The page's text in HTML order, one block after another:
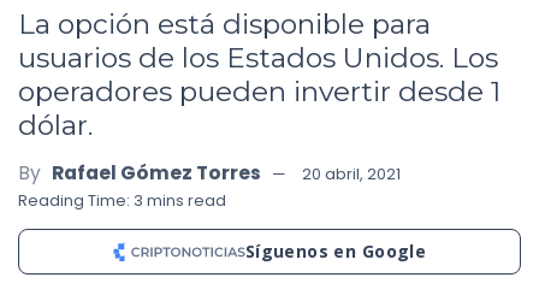
La opción está disponible para
usuarios de los Estados Unidos. Los
operadores pueden invertir desde 1
dólar.
By Rafael Gómez Torres
20 abril, 2021
Reading Time: 3 mins read
Síguenos en Google